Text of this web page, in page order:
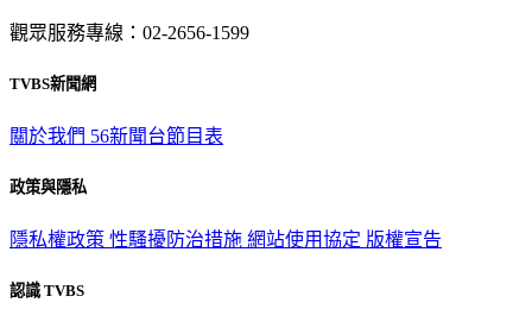
觀眾服務專線：02-2656-1599
TVBS新聞網
關於我們 56新聞台節目表
政策與隱私
隱私權政策 性騷擾防治措施 網站使用協定 版權宣告
認識 TVBS